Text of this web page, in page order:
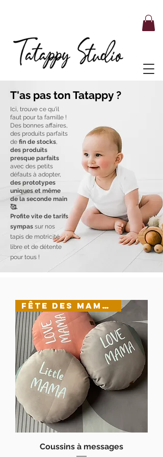
T'as pas ton Tatappy ?
Ici, trouve ce qu'il
faut pour ta famille !
Des bonnes affaires,
des produits parfaits
de fin de stocks,
des produits
presque parfaits
avec des petits
défauts à adopter,
des prototypes
uniques et même
de la seconde main
🥰.
Profite vite de tarifs
sympas sur nos
tapis de motricité
libre et de détente
pour tous !
FÊTE DES MAMANS
Coussins à messages